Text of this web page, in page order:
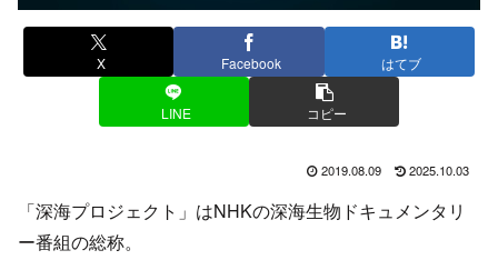
X Facebook はてブ
LINE コピー
2019.08.09 2025.10.03
「深海プロジェクト」はNHKの深海生物ドキュメンタリ
ー番組の総称。